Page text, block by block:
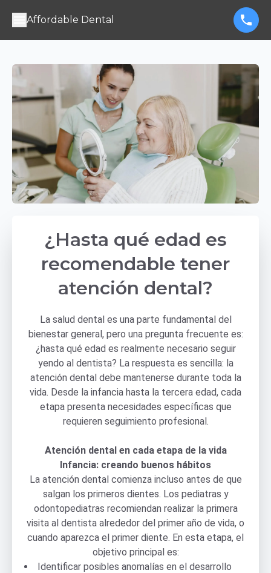
Affordable Dental
¿Hasta qué edad es
recomendable tener
atención dental?
La salud dental es una parte fundamental del
bienestar general, pero una pregunta frecuente es:
¿hasta qué edad es realmente necesario seguir
yendo al dentista? La respuesta es sencilla: la
atención dental debe mantenerse durante toda la
vida. Desde la infancia hasta la tercera edad, cada
etapa presenta necesidades específicas que
requieren seguimiento profesional.
Atención dental en cada etapa de la vida
Infancia: creando buenos hábitos
La atención dental comienza incluso antes de que
salgan los primeros dientes. Los pediatras y
odontopediatras recomiendan realizar la primera
visita al dentista alrededor del primer año de vida, o
cuando aparezca el primer diente. En esta etapa, el
objetivo principal es:
Identificar posibles anomalías en el desarrollo